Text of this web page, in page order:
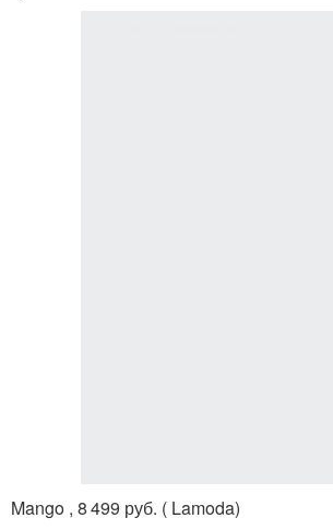
Mango , 8 499 руб. ( Lamoda)